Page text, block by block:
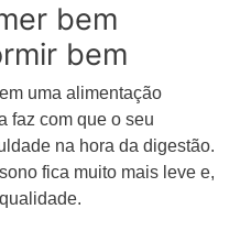
bem
bem
uma alimentação
faz com que o seu
na hora da digestão.
fica muito mais leve e,